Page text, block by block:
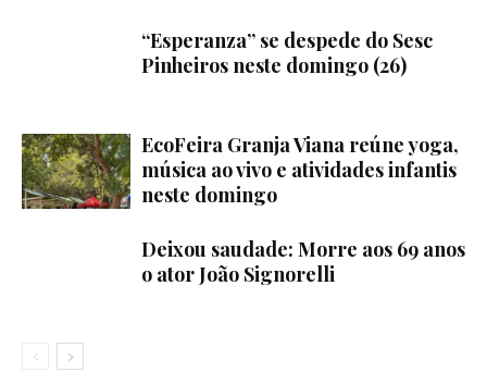
“Esperanza” se despede do Sesc
Pinheiros neste domingo (26)
EcoFeira Granja Viana reúne yoga,
música ao vivo e atividades infantis
neste domingo
Deixou saudade: Morre aos 69 anos
o ator João Signorelli